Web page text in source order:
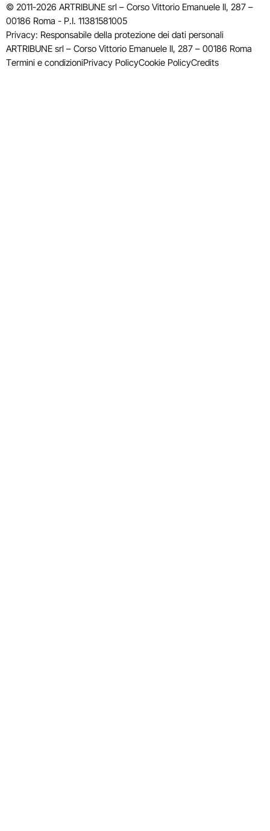
© 2011-2026 ARTRIBUNE srl – Corso Vittorio Emanuele II, 287 –
00186 Roma - P.I. 11381581005
Privacy: Responsabile della protezione dei dati personali
ARTRIBUNE srl – Corso Vittorio Emanuele II, 287 – 00186 Roma
Termini e condizioniPrivacy PolicyCookie PolicyCredits